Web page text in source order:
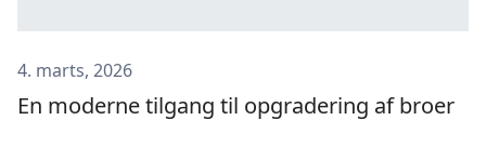
4. marts, 2026
En moderne tilgang til opgradering af broer